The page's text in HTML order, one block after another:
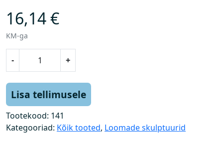
16,14€
KM-ga
-
i
k
i
+
Lisa tellimusele
Tootekood: 141
Kategooriad: Kõik tooted, Loomade skulptuurid